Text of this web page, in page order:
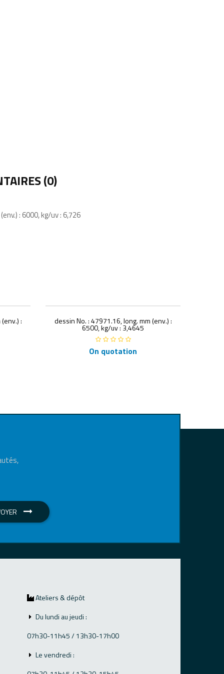
(0)
: 6000, kg/uv : 6,726
: dessin No. : 47971.16, long. mm (env.) :
6500, kg/uv : 3,4645
On quotation
Ateliers & dépôt
Du lundi au jeudi :
07h30-11h45 / 13h30-17h00
Le vendredi :